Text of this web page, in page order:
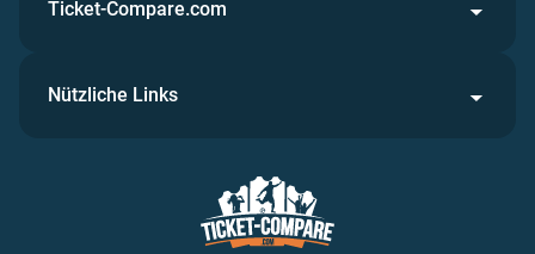
Ticket-Compare.com
Nützliche Links